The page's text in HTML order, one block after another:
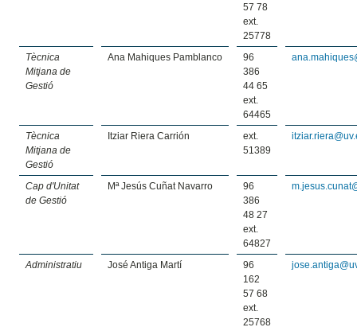
57 78
ext.
25778
Tècnica
Mitjana de
Gestió
Ana Mahiques Pamblanco
96
386
44 65
ext.
64465
Tècnica
Mitjana de
Gestió
Itziar Riera Carrión
ext.
51389
Cap d'Unitat
de Gestió
Mª Jesús Cuñat Navarro
96
386
48 27
ext.
64827
Administratiu José Antiga Martí
96
162
57 68
ext.
25768